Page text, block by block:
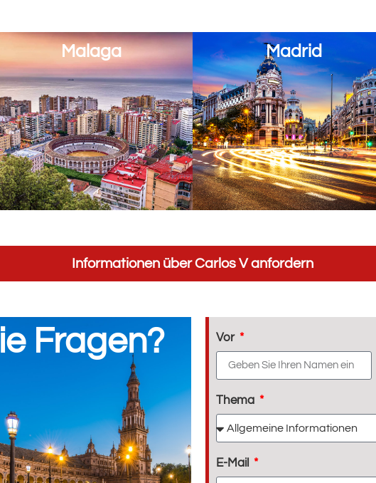
Malaga Madrid
Informationen über Carlos V anfordern
Fragen? Vor
Thema
E-Mail